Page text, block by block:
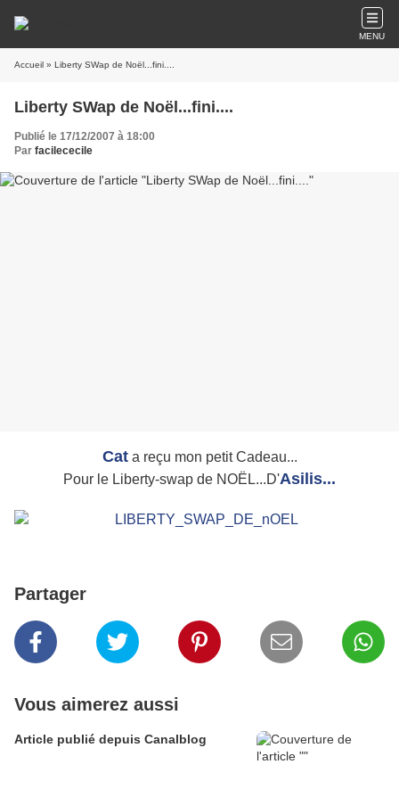
MENU
Accueil » Liberty SWap de Noël...fini....
Liberty SWap de Noël...fini....
Publié le 17/12/2007 à 18:00
Par facilececile
Cata reçu mon petit Cadeau...
Pour le Liberty-swap de NOËL...D'Asilis...
Partager
Vous aimerez aussi
Article publié depuis Canalblog